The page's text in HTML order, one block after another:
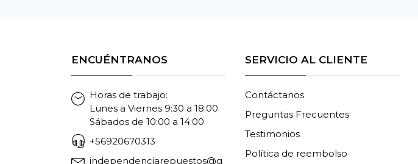
ENCUÉNTRANOS
Horas de trabajo:
Lunes a Viernes 9:30 a 18:00
Sábados de 10:00 a 14:00
+56920670313
independenciarepuestos@g
SERVICIO AL CLIENTE
Contáctanos
Preguntas Frecuentes
Testimonios
Política de reembolso